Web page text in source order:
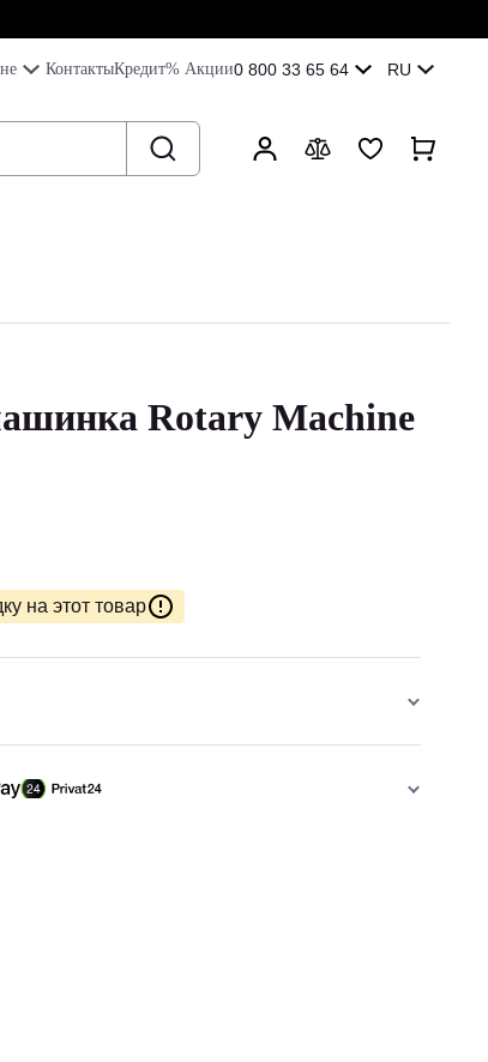
КонтактыКредит% Акции0 800 33 65 64 RU
Rotary Machine
на этот товар